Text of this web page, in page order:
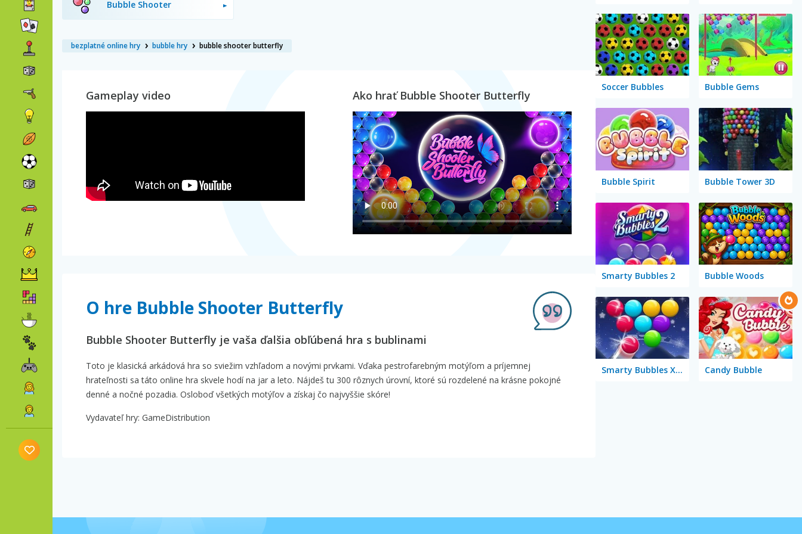
Bubble Shooter
bezplatné online hry bubble hry bubble shooter butterfly
Gameplay video Ako hrať Bubble Shooter Butterfly
O hre Bubble Shooter Butterfly
Bubble Shooter Butterfly je vaša ďalšia obľúbená hra s bublinami
Toto je klasická arkádová hra so sviežim vzhľadom a novými prvkami. Vďaka pestrofarebným motýľom a príjemnej
hrateľnosti sa táto online hra skvele hodí na jar a leto. Nájdeš tu 300 rôznych úrovní, ktoré sú rozdelené na krásne pokojné
denné a nočné pozadia. Osloboď všetkých motýľov a získaj čo najvyššie skóre!
Vydavateľ hry: GameDistribution
Soccer Bubbles Bubble Gems
Bubble Spirit Bubble Tower 3D
Smarty Bubbles 2 Bubble Woods
Smarty Bubbles X-MAS Edition Candy Bubble